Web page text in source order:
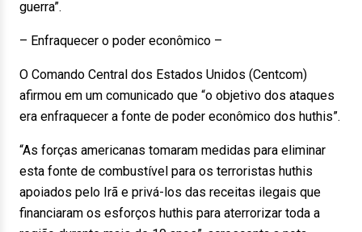
guerra”.
– Enfraquecer o poder econômico –
O Comando Central dos Estados Unidos (Centcom)
afirmou em um comunicado que “o objetivo dos ataques
era enfraquecer a fonte de poder econômico dos huthis”.
“As forças americanas tomaram medidas para eliminar
esta fonte de combustível para os terroristas huthis
apoiados pelo Irã e privá-los das receitas ilegais que
financiaram os esforços huthis para aterrorizar toda a